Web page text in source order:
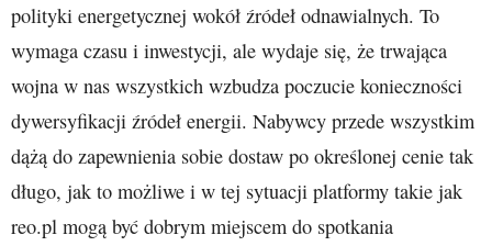
polityki energetycznej wokół źródeł odnawialnych. To
wymaga czasu i inwestycji, ale wydaje się, że trwająca
wojna w nas wszystkich wzbudza poczucie konieczności
dywersyfikacji źródeł energii. Nabywcy przede wszystkim
dążą do zapewnienia sobie dostaw po określonej cenie tak
długo, jak to możliwe i w tej sytuacji platformy takie jak
reo.pl mogą być dobrym miejscem do spotkania